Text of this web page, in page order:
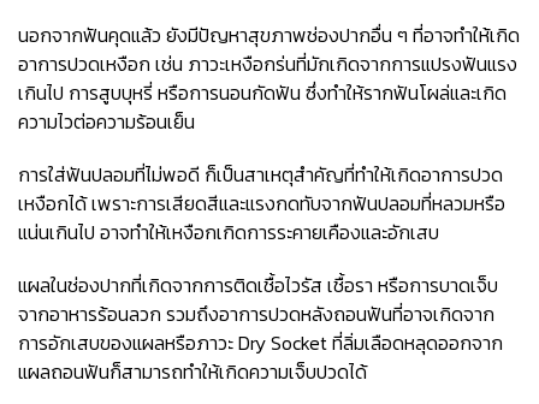
นอกจากฟันคุดแล้ว ยังมีปัญหาสุขภาพช่องปากอื่น ๆ ที่อาจทำให้เกิด
อาการปวดเหงือก เช่น ภาวะเหงือกร่นที่มักเกิดจากการแปรงฟันแรง
เกินไป การสูบบุหรี่ หรือการนอนกัดฟัน ซึ่งทำให้รากฟันโผล่และเกิด
ความไวต่อความร้อนเย็น
การใส่ฟันปลอมที่ไม่พอดี ก็เป็นสาเหตุสำคัญที่ทำให้เกิดอาการปวด
เหงือกได้ เพราะการเสียดสีและแรงกดทับจากฟันปลอมที่หลวมหรือ
แน่นเกินไป อาจทำให้เหงือกเกิดการระคายเคืองและอักเสบ
แผลในช่องปากที่เกิดจากการติดเชื้อไวรัส เชื้อรา หรือการบาดเจ็บ
จากอาหารร้อนลวก รวมถึงอาการปวดหลังถอนฟันที่อาจเกิดจาก
การอักเสบของแผลหรือภาวะ Dry Socket ที่ลิ่มเลือดหลุดออกจาก
แผลถอนฟันก็สามารถทำให้เกิดความเจ็บปวดได้